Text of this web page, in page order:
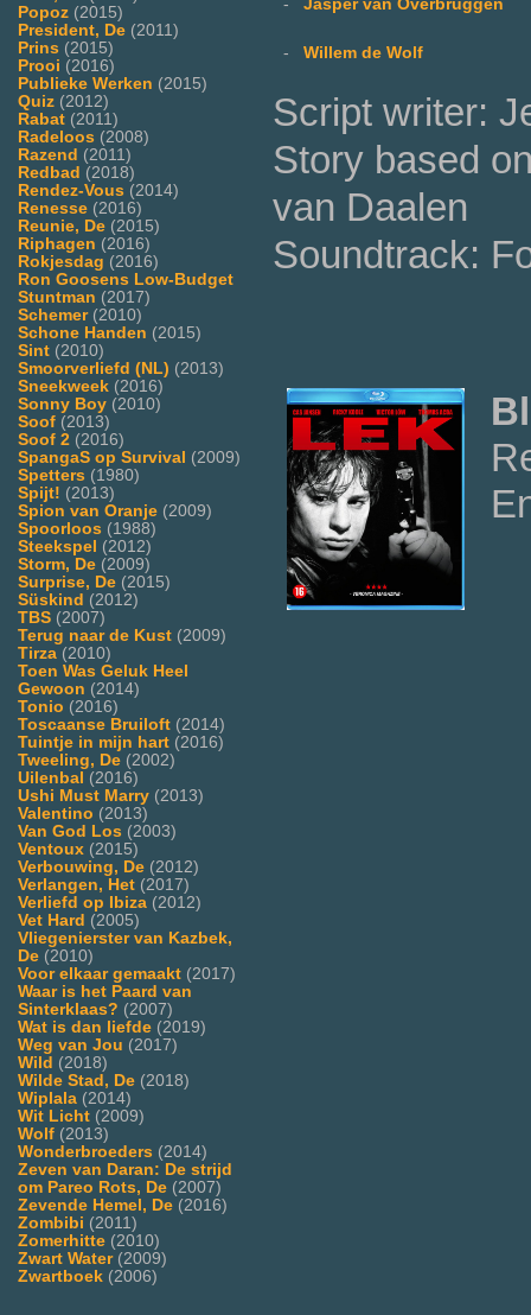
Popoz (2015)
President, De (2011)
Prins (2015)
Prooi (2016)
Publieke Werken (2015)
Quiz (2012)
Rabat (2011)
Radeloos (2008)
Razend (2011)
Redbad (2018)
Rendez-Vous (2014)
Renesse (2016)
Reunie, De (2015)
Riphagen (2016)
Rokjesdag (2016)
Ron Goosens Low-Budget
Stuntman (2017)
Schemer(2010)
Schone Handen (2015)
Sint (2010)
Smoorverliefd (NL) (2013)
Sneekweek (2016)
Sonny Boy (2010)
Soof (2013)
Soof 2 (2016)
SpangaS op Survival (2009)
Spetters (1980)
Spijt! (2013)
Spion van Oranje (2009)
Spoorloos (1988)
Steekspel (2012)
Storm, De (2009)
Surprise, De (2015)
Süskind (2012)
TBS (2007)
Terug naar de Kust (2009)
Tirza (2010)
Toen Was Geluk Heel
Gewoon (2014)
Tonio (2016)
Toscaanse Bruiloft (2014)
Tuintje in mijn hart (2016)
Tweeling, De (2002)
Uilenbal (2016)
Ushi Must Marry (2013)
Valentino (2013)
Van God Los (2003)
Ventoux (2015)
Verbouwing, De (2012)
Verlangen, Het (2017)
Verliefd op Ibiza (2012)
Vet Hard (2005)
Vliegenierster van Kazbek,
De (2010)
Voor elkaar gemaakt (2017)
Waar is het Paard van
Sinterklaas? (2007)
Wat is dan liefde (2019)
Weg van Jou (2017)
Wild (2018)
Wilde Stad, De (2018)
Wiplala (2014)
Wit Licht (2009)
Wolf (2013)
Wonderbroeders (2014)
Zeven van Daran: De strijd
om Pareo Rots, De (2007)
Zevende Hemel, De (2016)
Zombibi (2011)
Zomerhitte (2010)
Zwart Water(2009)
Zwartboek (2006)
- Jasper van Overbruggen
- Willem de Wolf
Script writer:
Story based
van Daalen
Soundtrack: